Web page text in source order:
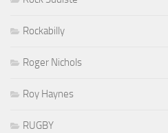
Rockabilly
Roger Nichols
Roy Haynes
RUGBY